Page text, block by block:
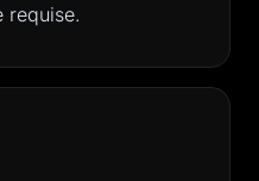
requise.